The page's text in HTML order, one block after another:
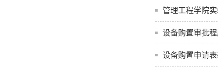
管理工程学院
设备购置审批
设备购置申请